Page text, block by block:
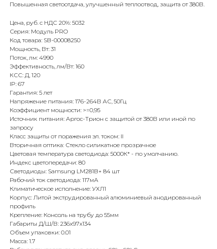
Повышенная светоотдача, улучшенный теплоотвод, защита от 380В.
Цена, руб. с НДС 20%: 5032
Серия: Модуль PRO
Код товара: SB-00008250
Мощность, Вт: 31
Поток, лм: 4990
Эффективность, лм/Вт: 160
КСС: Д, 120
IP: 67
Гарантия: 5 лет
Напряжение питания: 176-264В АС, 50Гц
Коэффициент мощности: >=0,95
Источник питания: Аргос-Трион с защитой от 380В или иной по
запросу
Класс защиты от поражения эл. током: II
Вторичная оптика: Стекло силикатное прозрачное
Цветовая температура светодиода: 5000К* - по умолчанию.
Индекс цветопередачи: 80
Светодиоды: Samsung LM281B+ 84 шт
Рабочий ток светодиода: 117мА
Климатическое исполнение: УХЛ1
Корпус: Литой экструдированный алюминиевый анодированный
профиль
Крепление: Консоль на трубу до 55мм
Габариты Д/Ш/В: 236x97x134
Объем упаковки: 0.01
Масса: 1.7